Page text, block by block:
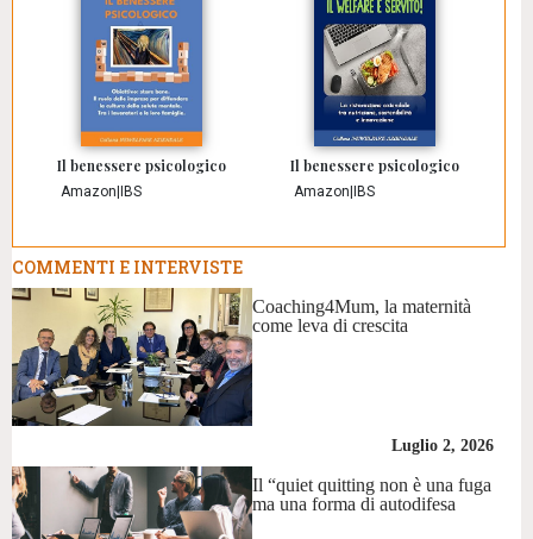
Il benessere psicologico
Amazon IBS
Il benessere psicologico
Amazon IBS
COMMENTI E INTERVISTE
Coaching4Mum, la maternità
come leva di crescita
Luglio 2, 2026
Il “quiet quitting non è una fuga
ma una forma di autodifesa